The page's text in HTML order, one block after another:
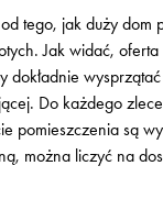
tego, jak duży dom
Jak widać,
Do każdego
są
można liczyć na